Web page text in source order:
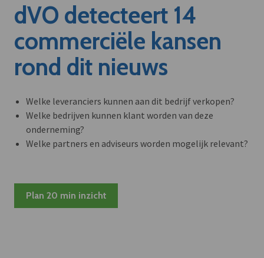
dVO detecteert 14
commerciële kansen
rond dit nieuws
Welke leveranciers kunnen aan dit bedrijf verkopen?
Welke bedrijven kunnen klant worden van deze
onderneming?
Welke partners en adviseurs worden mogelijk relevant?
Plan 20 min inzicht